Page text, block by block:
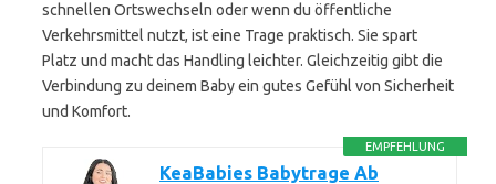
schnellen Ortswechseln oder wenn du öffentliche
Verkehrsmittel nutzt, ist eine Trage praktisch. Sie spart
Platz und macht das Handling leichter. Gleichzeitig gibt die
Verbindung zu deinem Baby ein gutes Gefühl von Sicherheit
und Komfort.
EMPFEHLUNG
KeaBabies Babytrage Ab